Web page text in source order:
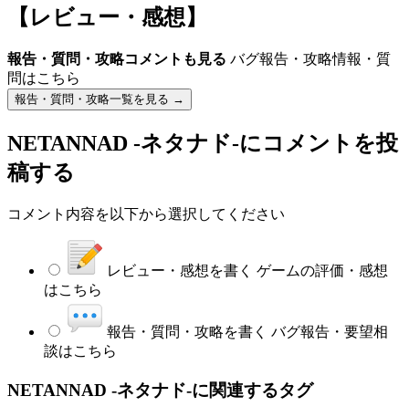
【レビュー・感想】
報告・質問・攻略コメントも見る バグ報告・攻略情報・質
問はこちら
報告・質問・攻略一覧を見る →
NETANNAD -ネタナド-にコメントを投
稿する
コメント内容を以下から選択してください
レビュー・感想を書く ゲームの評価・感想
はこちら
報告・質問・攻略を書く バグ報告・要望相
談はこちら
NETANNAD -ネタナド-に関連するタグ